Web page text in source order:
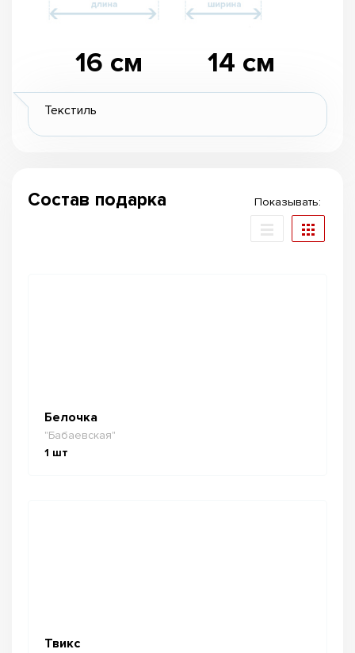
16 см 14 см
Текстиль
Состав подарка Показывать:
Белочка
"Бабаевская"
1 шт
Твикс